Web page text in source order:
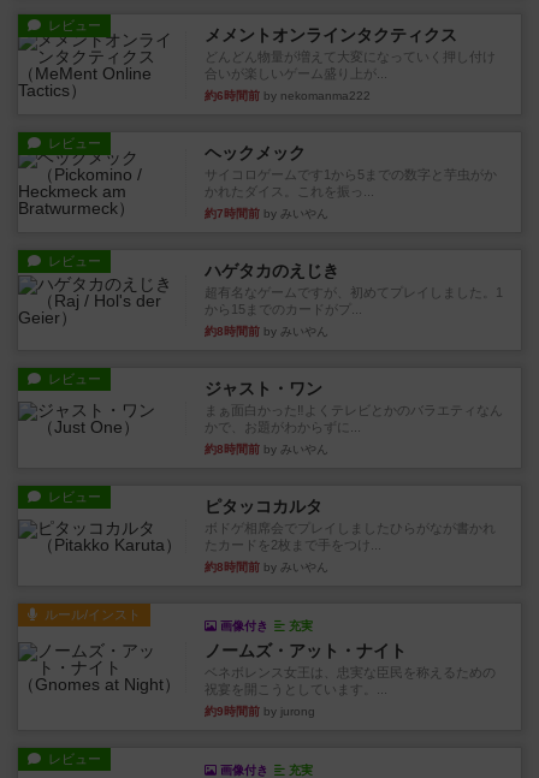
レビュー メメントオンラインタクティクス
どんどん物量が増えて大変になっていく押し付け
合いが楽しいゲーム盛り上が...
約6時間前 by nekomanma222
レビュー ヘックメック
サイコロゲームです1から5までの数字と芋虫がか
かれたダイス。これを振っ...
約7時間前 by みいやん
レビュー ハゲタカのえじき
超有名なゲームですが、初めてプレイしました。1
から15までのカードがプ...
約8時間前 by みいやん
レビュー ジャスト・ワン
まぁ面白かった‼️よくテレビとかのバラエティなん
かで、お題がわからずに...
約8時間前 by みいやん
レビュー ピタッコカルタ
ボドゲ相席会でプレイしましたひらがなが書かれ
たカードを2枚まで手をつけ...
約8時間前 by みいやん
ルール/インスト
画像付き 充実
ノームズ・アット・ナイト
ベネボレンス女王は、忠実な臣民を称えるための
祝宴を開こうとしています。...
約9時間前 by jurong
レビュー
画像付き 充実